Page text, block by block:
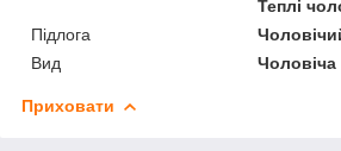
Теплі
Підлога
Вид
Чоловіча
Приховати